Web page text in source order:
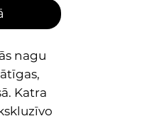
nagu
Katra